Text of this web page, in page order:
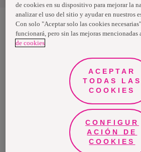
Nosotras, una marca de Essity - una
higiene y salud. Cada día, mil millones de
propósito es romper barreras por el
consumidores, pacientes, cuidadores,
general. Vendemos en aproximadamente
principales marcas globales TENA y Tork,
como Actimove, Cutimed, JOBST, Knix,
Lotus, Modibodi, Nosotras, Saba, Tempo,
2024, Essity tuvo ventas de
euros y empleó a 36,000 personas. La sede
ubicada en Estocolmo, Suecia, y Essity
Más información enwww.essity.com.
de cookies en su dispositivo para mejorar la
analizar el uso del sitio y ayudar en nuestros
Con solo "Aceptar solo las cookies
funcionará, pero sin las mejoras mencionadas
de cookies
ACEPTAR
TODAS LAS
COOKIES
CONFIGUR
ACIÓN DE
COOKIES